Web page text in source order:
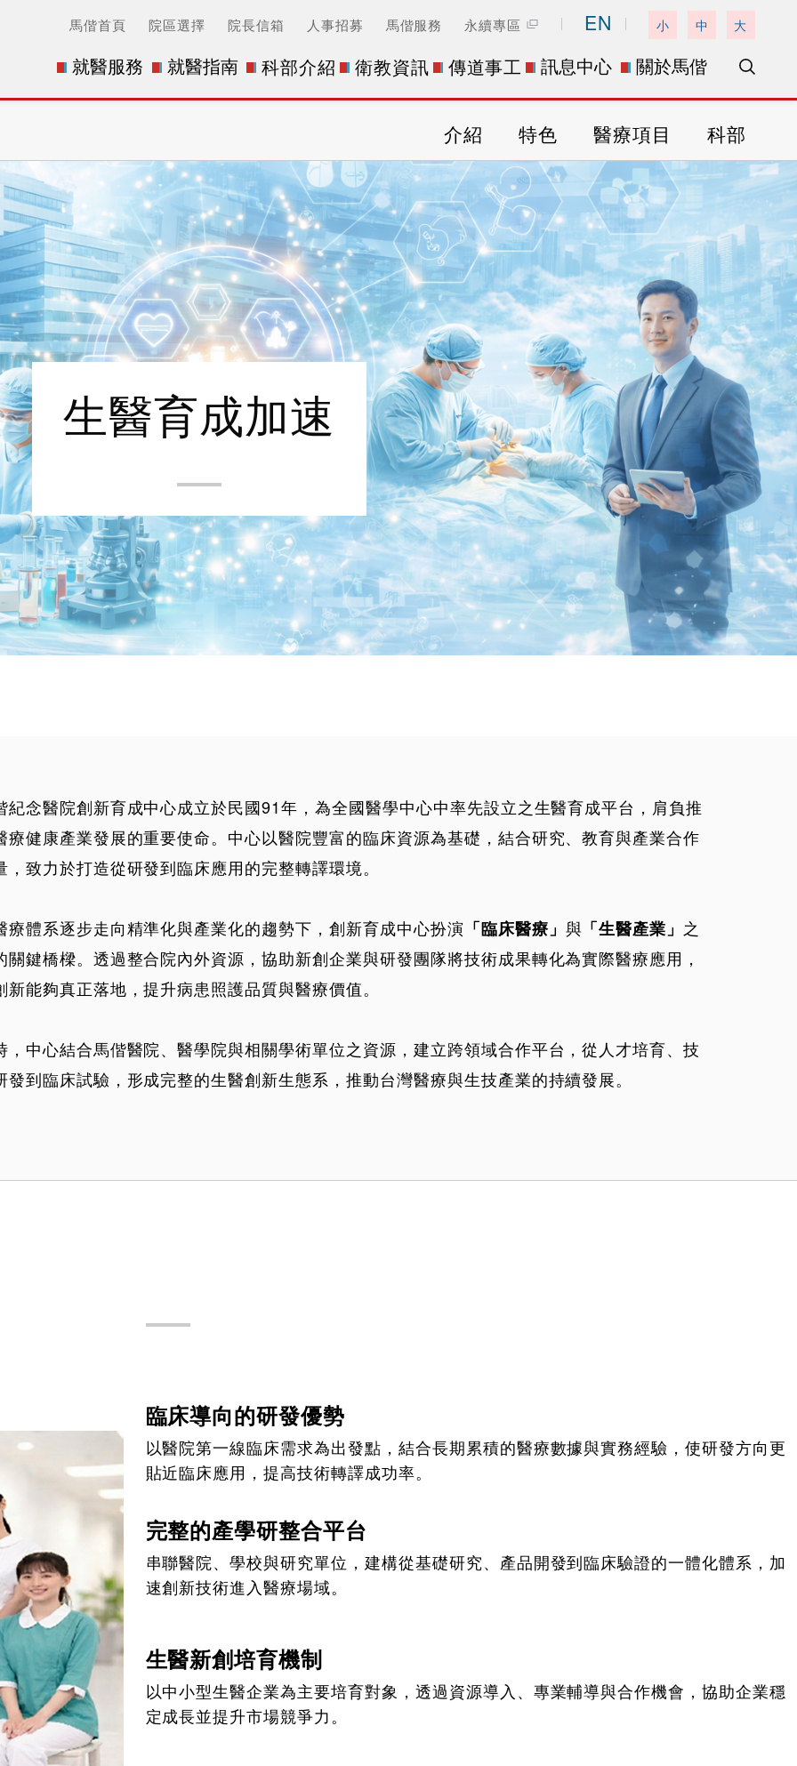
馬偕首頁 院區選擇 院長信箱 人事招募 馬偕服務 永續專區 EN 小 中 大
就醫服務 就醫指南 科部介紹 衛教資訊 傳道事工 訊息中心 關於馬偕
介紹 特色 醫療項目 科部
生醫育成加速
紀念醫院創新育成中心成立於民國91年，為全國醫學中心中率先設立之生醫育成平台，肩負推
療健康產業發展的重要使命。中心以醫院豐富的臨床資源為基礎，結合研究、教育與產業合作
，致力於打造從研發到臨床應用的完整轉譯環境。
療體系逐步走向精準化與產業化的趨勢下，創新育成中心扮演 「臨床醫療」 與 「生醫產業」 之
關鍵橋樑。透過整合院內外資源，協助新創企業與研發團隊將技術成果轉化為實際醫療應用，
新能夠真正落地，提升病患照護品質與醫療價值。
，中心結合馬偕醫院、醫學院與相關學術單位之資源，建立跨領域合作平台，從人才培育、技
發到臨床試驗，形成完整的生醫創新生態系，推動台灣醫療與生技產業的持續發展。
臨床導向的研發優勢
以醫院第一線臨床需求為出發點，結合長期累積的醫療數據與實務經驗，使研發方向更
貼近臨床應用，提高技術轉譯成功率。
完整的產學研整合平台
串聯醫院、學校與研究單位，建構從基礎研究、產品開發到臨床驗證的一體化體系，加
速創新技術進入醫療場域。
生醫新創培育機制
以中小型生醫企業為主要培育對象，透過資源導入、專業輔導與合作機會，協助企業穩
定成長並提升市場競爭力。